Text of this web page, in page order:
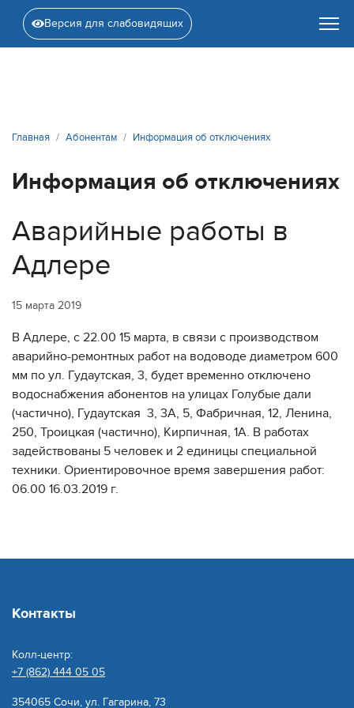
Версия для слабовидящих
Главная Абонентам Информация об отключениях
Информация об отключениях
Аварийные работы в
Адлере
15 марта 2019
В Адлере, с 22.00 15 марта, в связи с производством
аварийно-ремонтных работ на водоводе диаметром 600
мм по ул. Гудаутская, 3, будет временно отключено
водоснабжения абонентов на улицах Голубые дали
(частично), Гудаутская 3, 3А, 5, Фабричная, 12, Ленина,
250, Троицкая (частично), Кирпичная, 1А. В работах
задействованы 5 человек и 2 единицы специальной
техники. Ориентировочное время завершения работ:
06.00 16.03.2019 г.
Контакты
Колл-центр:
+7 (862) 444 05 05
354065 Сочи, ул. Гагарина, 73